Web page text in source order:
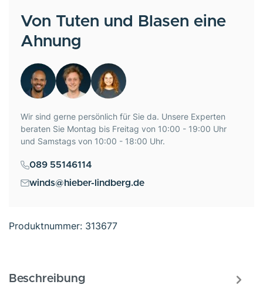
Produktnummer: 313677
Von Tuten und Blasen eine
Ahnung
Wir sind gerne persönlich für Sie da. Unsere Experten
beraten Sie Montag bis Freitag von 10:00 - 19:00 Uhr
und Samstags von 10:00 - 18:00 Uhr.
089 55146114
winds@hieber-lindberg.de
Beschreibung